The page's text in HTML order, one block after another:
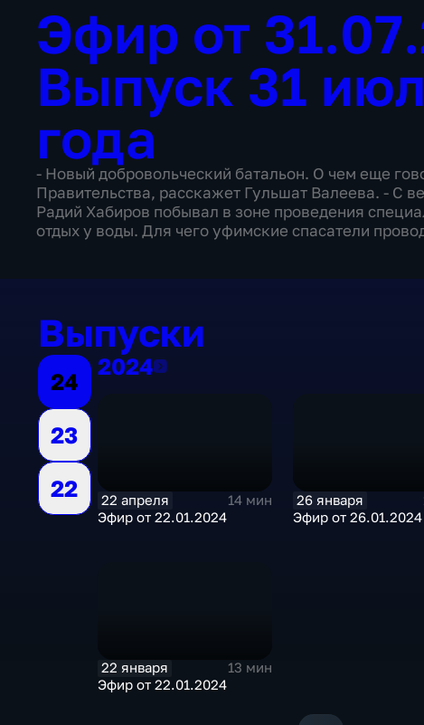
Эфир от
Выпуск 31
года
- Новый добровольческий батальон. О чем еще
Правительства, расскажет Гульшат Валеева. - С
Радий Хабиров побывал в зоне проведения
отдых у воды. Для чего уфимские спасатели
Выпуски
24
23
22
20242024
22 апреля
14 мин
Эфир от 22.01.2024
26 января
Эфир от 26.01.2024
22 января
13 мин
Эфир от 22.01.2024